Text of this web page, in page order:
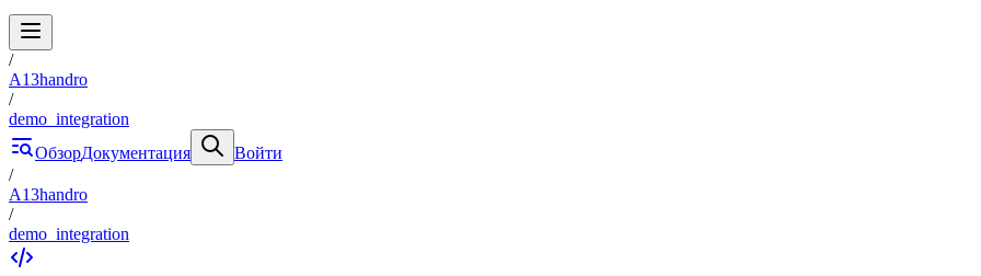
/
A13handro
/
demo_integration
ОбзорДокументация
Войти
/
A13handro
/
demo_integration